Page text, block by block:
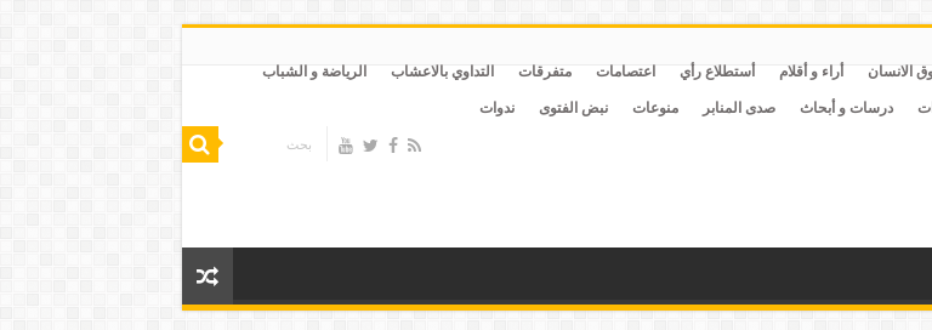
الانسان أراء و أقلام أستطلاع رأي اعتصامات متفرقات التداوي بالاعشاب الرياضة و الشباب
درسات و أبحاث صدى المنابر منوعات نبض الفتوى ندوات